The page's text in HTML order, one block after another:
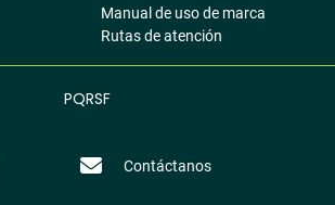
Manual de uso de marca
Rutas de atención
PQRSF
Contáctanos